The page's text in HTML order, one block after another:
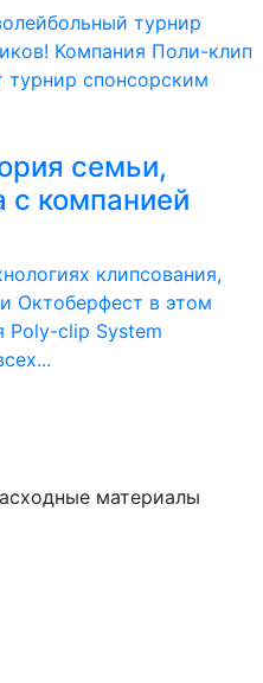
турнир
Компания Поли-клип
спонсорским
семьи,
с компанией
клипсования,
Октоберфест в этом
Poly-clip System
материалы